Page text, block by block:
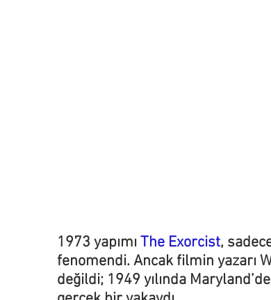
1973 yapımı The Exorcist,
fenomendi. Ancak filmin yazarı
değildi; 1949 yılında